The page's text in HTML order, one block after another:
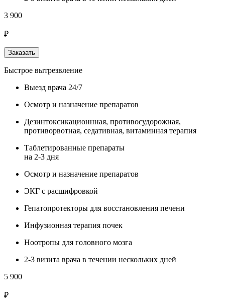
3 900
₽
Заказать
Быстрое вытрезвление
Выезд врача 24/7
Осмотр и назначение препаратов
Дезинтоксикационнная, противосудорожная,
противорвотная, седативная, витаминная терапия
Таблетированные препараты
на 2-3 дня
Осмотр и назначение препаратов
ЭКГ с расшифровкой
Гепатопротекторы для восстановления печени
Инфузионная терапия почек
Ноотропы для головного мозга
2-3 визита врача в течении нескольких дней
5 900
₽